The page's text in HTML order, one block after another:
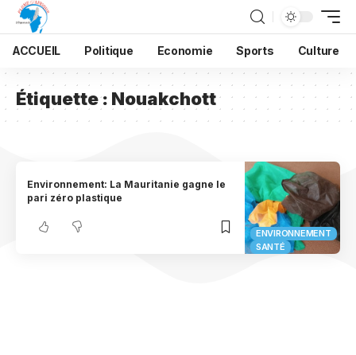
ACCUEIL Politique Economie Sports Culture
Étiquette : Nouakchott
ENVIRONNEMENT
SANTÉ
Environnement: La Mauritanie gagne le
pari zéro plastique